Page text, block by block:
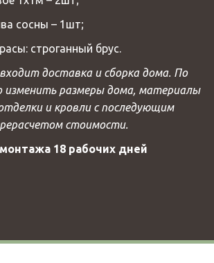
сосны – 1шт;
строганный брус.
доставка и сборка дома. По
размеры дома, материалы
и кровли с последующим
стоимости.
18 рабочих дней